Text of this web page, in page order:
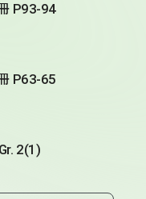
P93-94
P63-65
2(1)